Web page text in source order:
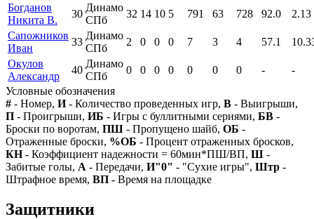
Богданов
Никита В.
30
Динамо
СПб
32 14 10 5 791 63 728 92.0
2.13
Сапожников
Иван
33
Динамо
СПб
2 0 0 0 7 3 4 57.1
Окулов
Александр
40
Динамо
СПб
0 0 0 0 0 0 0 -
-
Условные обозначения
# - Номер, И- Количество проведенных игр, В - Выигрыши,
П - Проигрыши, ИБ - Игры с буллитными сериями, БВ -
Броски по воротам, ПШ - Пропущено шайб, ОБ -
Отраженные броски, %ОБ - Процент отраженных бросков,
КН- Коэффициент надежности = 60мин*ПШ/ВП, Ш -
Забитые голы, А - Передачи, И"0" - "Сухие игры", Штр -
Штрафное время, ВП - Время на площадке
Защитники